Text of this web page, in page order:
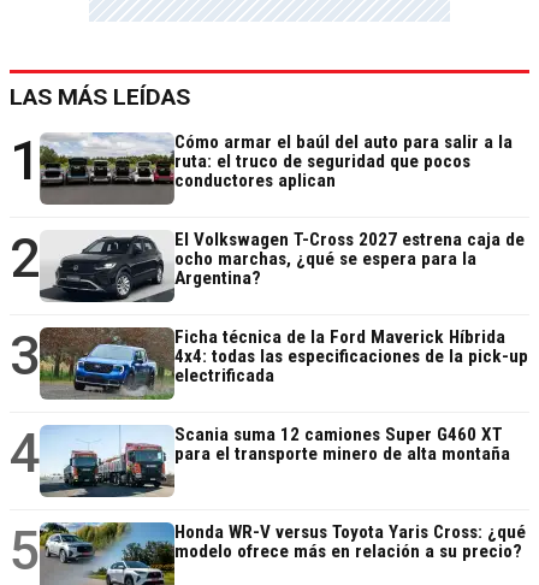
LAS MÁS LEÍDAS
1
Cómo armar el baúl del auto para salir a la
ruta: el truco de seguridad que pocos
conductores aplican
2
El Volkswagen T-Cross 2027 estrena caja de
ocho marchas, ¿qué se espera para la
Argentina?
3
Ficha técnica de la Ford Maverick Híbrida
4x4: todas las especificaciones de la pick-up
electrificada
4
Scania suma 12 camiones Super G460 XT
para el transporte minero de alta montaña
5
Honda WR-V versus Toyota Yaris Cross: ¿qué
modelo ofrece más en relación a su precio?